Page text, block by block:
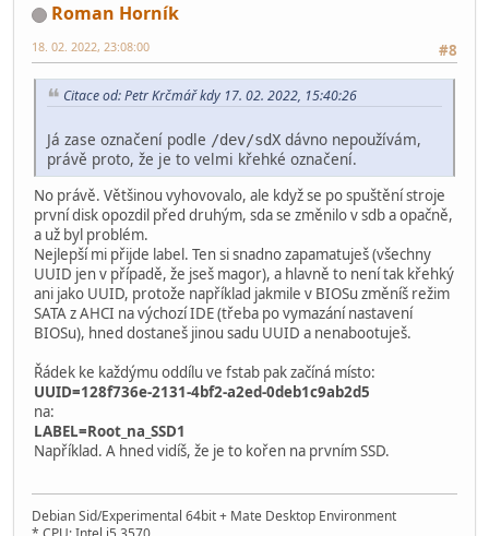
Roman Horník
#8
18. 02. 2022, 23:08:00
Citace od: Petr Krčmář kdy 17. 02. 2022, 15:40:26
Já zase označení podle /dev/sdX dávno nepoužívám,
právě proto, že je to velmi křehké označení.
No právě. Většinou vyhovovalo, ale když se po spuštění stroje
první disk opozdil před druhým, sda se změnilo v sdb a opačně,
a už byl problém.
Nejlepší mi přijde label. Ten si snadno zapamatuješ (všechny
UUID jen v případě, že jseš magor), a hlavně to není tak křehký
ani jako UUID, protože například jakmile v BIOSu změníš režim
SATA z AHCI na výchozí IDE (třeba po vymazání nastavení
BIOSu), hned dostaneš jinou sadu UUID a nenabootuješ.
Řádek ke každýmu oddílu ve fstab pak začíná místo:
UUID=128f736e-2131-4bf2-a2ed-0deb1c9ab2d5
na:
LABEL=Root_na_SSD1
Například. A hned vidíš, že je to kořen na prvním SSD.
Debian Sid/Experimental 64bit + Mate Desktop Environment